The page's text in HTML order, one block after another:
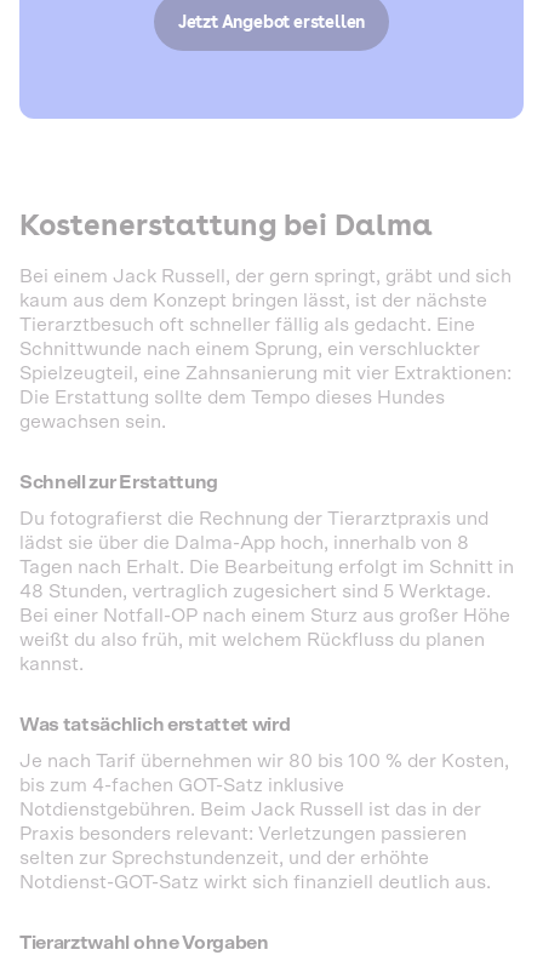
Jetzt Angebot erstellen
Kostenerstattung bei Dalma
Bei einem Jack Russell, der gern springt, gräbt und sich
kaum aus dem Konzept bringen lässt, ist der nächste
Tierarztbesuch oft schneller fällig als gedacht. Eine
Schnittwunde nach einem Sprung, ein verschluckter
Spielzeugteil, eine Zahnsanierung mit vier Extraktionen:
Die Erstattung sollte dem Tempo dieses Hundes
gewachsen sein.
Schnell zur Erstattung
Du fotografierst die Rechnung der Tierarztpraxis und
lädst sie über die Dalma-App hoch, innerhalb von 8
Tagen nach Erhalt. Die Bearbeitung erfolgt im Schnitt in
48 Stunden, vertraglich zugesichert sind 5 Werktage.
Bei einer Notfall-OP nach einem Sturz aus großer Höhe
weißt du also früh, mit welchem Rückfluss du planen
kannst.
Was tatsächlich erstattet wird
Je nach Tarif übernehmen wir 80 bis 100 % der Kosten,
bis zum 4-fachen GOT-Satz inklusive
Notdienstgebühren. Beim Jack Russell ist das in der
Praxis besonders relevant: Verletzungen passieren
selten zur Sprechstundenzeit, und der erhöhte
Notdienst-GOT-Satz wirkt sich finanziell deutlich aus.
Tierarztwahl ohne Vorgaben